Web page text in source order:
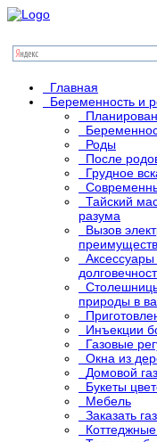
Главная
Беременность и
Роды
После
Грудное
Тайский
разума
Вызов
природы в
Инъекции
Газовые
Окна из
Домовой
Букеты
Мебель
Заказать